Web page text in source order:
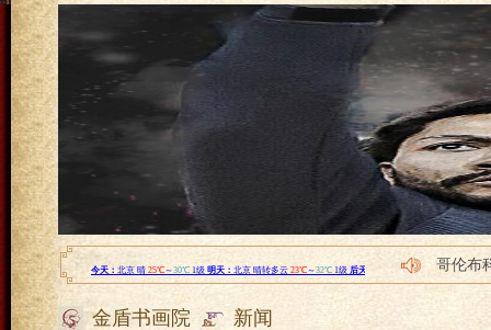
哥伦布
金盾书画院 新闻